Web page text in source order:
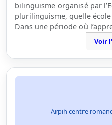
bilinguisme organisé par
plurilinguisme, quelle
Dans une période où
Voir
Arpih centre